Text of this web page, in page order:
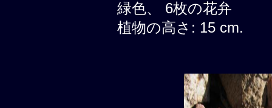
緑色、 6枚の花弁
植物の高さ: 15 cm.